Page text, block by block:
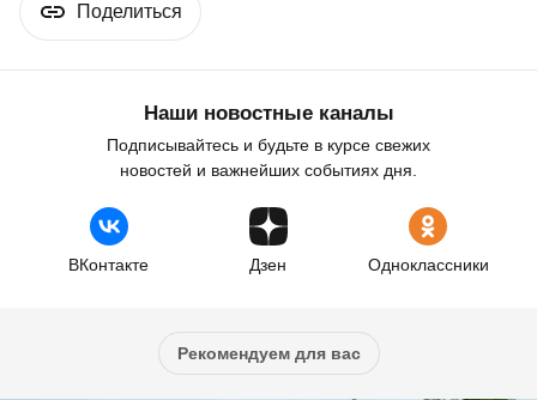
Поделиться
Наши новостные каналы
Подписывайтесь и будьте в курсе свежих
новостей и важнейших событиях дня.
ВКонтакте Дзен Одноклассники
Рекомендуем для вас